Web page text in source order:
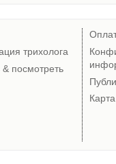
трихолога
& посмотреть